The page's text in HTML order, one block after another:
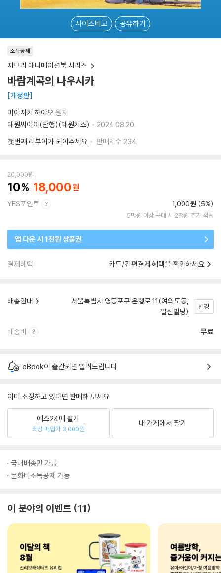
사이즈비교 공유하기
소득공제
지브리 애니메이션북 시리즈
바람계곡의 나우시카
개정판
미야자키 하야오 원저
대원씨아이(단행)(대원키즈)
2024.08.20.
첫번째 리뷰어가 되어주세요
판매지수 234
20,000원
10 18,000
YES포인트 1,000원 (5%)
5만원 이상 구매 시 2천원 추가 적립
앱 다운 시 1천원 상품권
결제혜택 카드/간편결제 혜택을 확인하세요
배송안내
서울특별시 영등포구 은행로 11(여의도동,
일신빌딩)
변경
배송비 무료
eBook이 출간되면 알려드립니다.
이미 소장하고 있다면 판매해 보세요.
예스24에 팔기
최상 매입가 3,000원
내 가게에서 팔기
국내배송만 가능
문화비소득공제 가능
이 분야의 이벤트 11